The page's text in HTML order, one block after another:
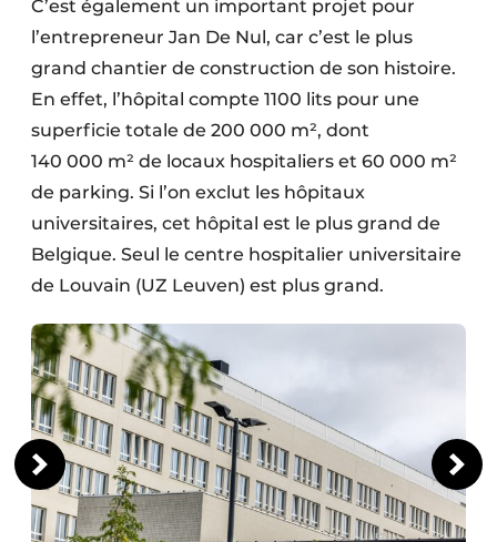
Techniques ferroviaires
Travaux ferroviaires
C’est également un important projet pour
l’entrepreneur Jan De Nul, car c’est le plus
grand chantier de construction de son histoire.
En effet, l’hôpital compte 1100 lits pour une
superficie totale de 200 000 m², dont
140 000 m² de locaux hospitaliers et 60 000 m²
de parking. Si l’on exclut les hôpitaux
universitaires, cet hôpital est le plus grand de
Belgique. Seul le centre hospitalier universitaire
de Louvain (UZ Leuven) est plus grand.